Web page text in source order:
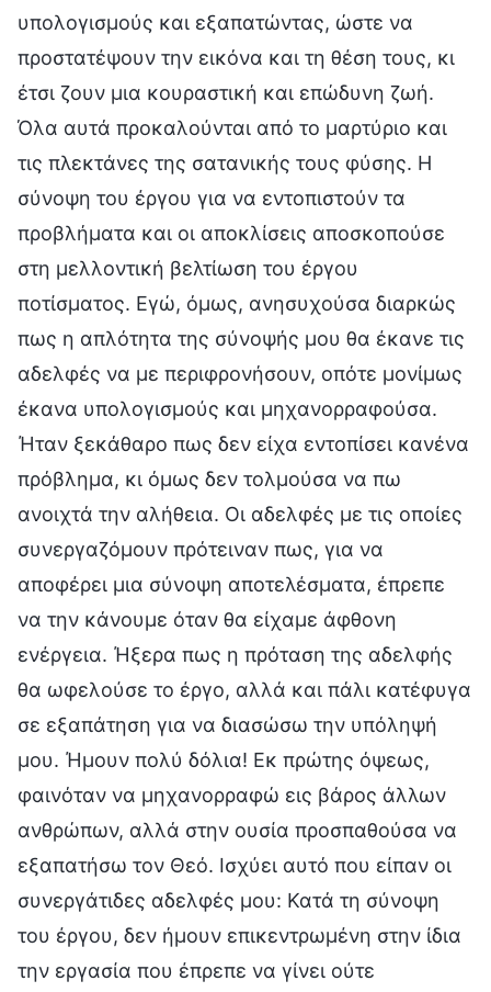
υπολογισμούς και εξαπατώντας, ώστε να
προστατέψουν την εικόνα και τη θέση τους, κι
έτσι ζουν μια κουραστική και επώδυνη ζωή.
Όλα αυτά προκαλούνται από το μαρτύριο και
τις πλεκτάνες της σατανικής τους φύσης. Η
σύνοψη του έργου για να εντοπιστούν τα
προβλήματα και οι αποκλίσεις αποσκοπούσε
στη μελλοντική βελτίωση του έργου
ποτίσματος. Εγώ, όμως, ανησυχούσα διαρκώς
πως η απλότητα της σύνοψής μου θα έκανε τις
αδελφές να με περιφρονήσουν, οπότε μονίμως
έκανα υπολογισμούς και μηχανορραφούσα.
Ήταν ξεκάθαρο πως δεν είχα εντοπίσει κανένα
πρόβλημα, κι όμως δεν τολμούσα να πω
ανοιχτά την αλήθεια. Οι αδελφές με τις οποίες
συνεργαζόμουν πρότειναν πως, για να
αποφέρει μια σύνοψη αποτελέσματα, έπρεπε
να την κάνουμε όταν θα είχαμε άφθονη
ενέργεια. Ήξερα πως η πρόταση της αδελφής
θα ωφελούσε το έργο, αλλά και πάλι κατέφυγα
σε εξαπάτηση για να διασώσω την υπόληψή
μου. Ήμουν πολύ δόλια! Εκ πρώτης όψεως,
φαινόταν να μηχανορραφώ εις βάρος άλλων
ανθρώπων, αλλά στην ουσία προσπαθούσα να
εξαπατήσω τον Θεό. Ισχύει αυτό που είπαν οι
συνεργάτιδες αδελφές μου: Κατά τη σύνοψη
του έργου, δεν ήμουν επικεντρωμένη στην ίδια
την εργασία που έπρεπε να γίνει ούτε